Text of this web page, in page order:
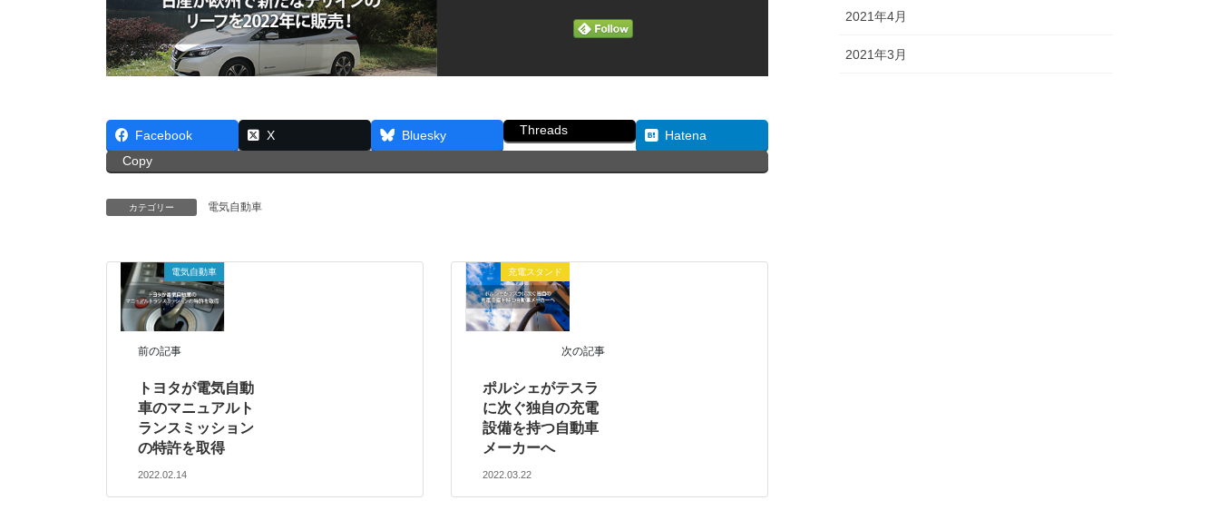
Facebook X Bluesky Threads
Hatena
Copy
カテゴリー 電気自動車
電気自動車
前の記事
トヨタが電気自動
車のマニュアルト
ランスミッション
の特許を取得
2022.02.14
充電スタンド
次の記事
ポルシェがテスラ
に次ぐ独自の充電
設備を持つ自動車
メーカーへ
2022.03.22
2021年4月
2021年3月